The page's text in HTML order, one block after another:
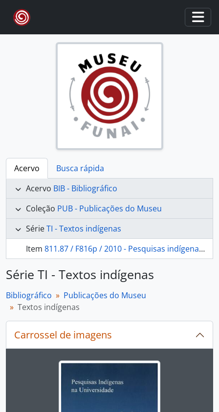
Skip to main content
Acervo
Busca rápida
Acervo BIB - Bibliográfico
Coleção PUB - Publicações do Museu
SérieTI - Textos indígenas
Item 811.87 / F816p / 2010 - Pesquisas indígenas na Universidade
Série TI - Textos indígenas
Bibliográfico
Publicações do Museu
Textos indígenas
Carrossel de imagens
Ao alterar o slide atual deste carrossel, o título